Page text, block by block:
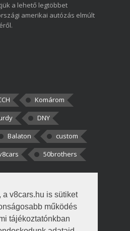
v8cars.hu is sütiket
működés
tájékoztatónkban
a lehető legtöbbet
amerikai autózás elmúlt
Komárom
DNY
Balaton
custom
50brothers
Én csak két
Nem tudtam, hogy fél autót,